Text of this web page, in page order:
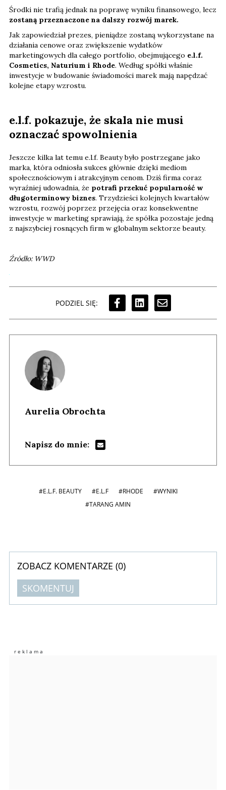
Środki nie trafią jednak na poprawę wyniku finansowego, lecz
zostaną przeznaczone na dalszy rozwój marek.
Jak zapowiedział prezes, pieniądze zostaną wykorzystane na
działania cenowe oraz zwiększenie wydatków
marketingowych dla całego portfolio, obejmującego e.l.f.
Cosmetics, Naturium i Rhode. Według spółki właśnie
inwestycje w budowanie świadomości marek mają napędzać
kolejne etapy wzrostu.
e.l.f. pokazuje, że skala nie musi
oznaczać spowolnienia
Jeszcze kilka lat temu e.l.f. Beauty było postrzegane jako
marka, która odniosła sukces głównie dzięki mediom
społecznościowym i atrakcyjnym cenom. Dziś firma coraz
wyraźniej udowadnia, że potrafi przekuć popularność w
długoterminowy biznes. Trzydzieści kolejnych kwartałów
wzrostu, rozwój poprzez przejęcia oraz konsekwentne
inwestycje w marketing sprawiają, że spółka pozostaje jedną
z najszybciej rosnących firm w globalnym sektorze beauty.
Źródło: WWD
PODZIEL SIĘ:
Aurelia Obrochta
Napisz do mnie:
#E.L.F. BEAUTY #E.L.F #RHODE
#WYNIKI
#TARANG AMIN
ZOBACZ KOMENTARZE (0)
SKOMENTUJ
Imię (Wymagane)